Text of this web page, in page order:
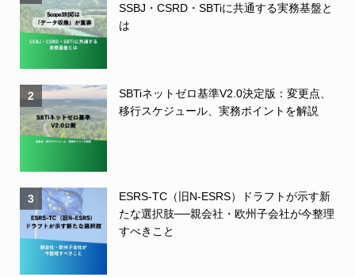
SSBJ・CSRD・SBTiに共通する実務基盤と
は
2
SBTiネットゼロ基準V2.0決定版：変更点、
移行スケジュール、実務ポイントを解説
3
ESRS-TC（旧N-ESRS）ドラフトが示す新
たな選択肢──親会社・欧州子会社が今整理
すべきこと